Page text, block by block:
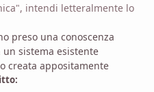
intendi letteralmente lo
preso una conoscenza
un sistema esistente
creata appositamente